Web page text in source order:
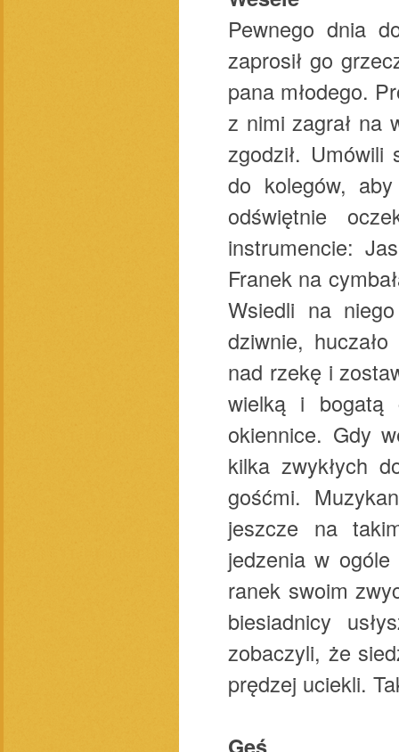
Pewnego dnia
zaprosił go
pana młodego.
z nimi zagrał na
zgodził.
do kolegów,
odświętnie
instrumencie:
Franek na
Wsiedli na
dziwnie,
nad rzekę i
wielką i bogatą
okiennice. Gdy
kilka zwykłych
gośćmi.
jeszcze na
jedzenia w
ranek swoim
biesiadnicy
zobaczyli, że
prędzej uciekli.
Gęś